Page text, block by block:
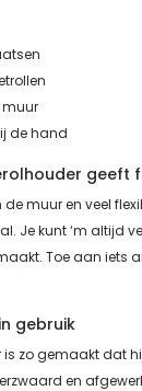
muur
de hand
geeft
de muur en veel
Je kunt ‘m altijd
Toe aan iets
gebruik
is zo gemaakt dat
en